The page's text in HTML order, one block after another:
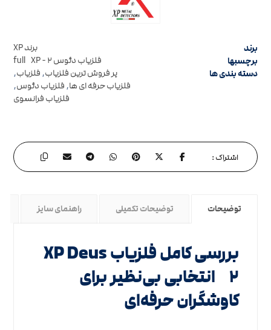
برند برند XP
برچسبها فلزیاب دئوس ۲ - full XP
دسته بندی ها پر فروش ترین فلزیاب, فلزیاب,
فلزیاب حرفه ای ها, فلزیاب دئوس,
فلزیاب فرانسوی
توضیحات توضیحات تکمیلی راهنمای سایز
بررسی کامل فلزیاب XP Deus
۲ انتخابی بی‌نظیر برای
کاوشگران حرفه‌ای